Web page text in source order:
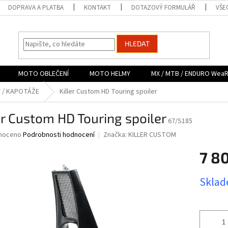
DOPRAVA A PLATBA KONTAKT DOTAZOVÝ FORMULÁŘ
HLEDAT
MOTO OBLEČENÍ MOTO HELMY MX / MTB / ENDURO WeaR
/ KAPOTÁŽE Killer Custom HD Touring spoiler
Custom HD Touring spoiler 67/S185
Podrobnosti hodnocení Značka: KILLER CUSTOM
7
cena: